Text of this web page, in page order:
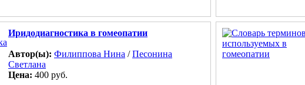
Иридодиагностика в гомеопатии
Автор(ы): Филиппова Нина /Песонина
Светлана
Цена: 400 руб.